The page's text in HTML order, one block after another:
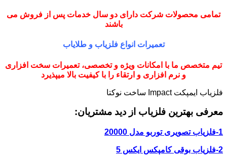
تمامی محصولات شرکت دارای دو سال خدمات پس از فروش می
باشند
تعمیرات انواع فلزیاب و طلایاب
تیم متخصص ما با امکانات ویژه و تخصصی، تعمیرات سخت افزاری
و نرم افزاری و ارتقاء را با کیفیت بالا میپذیرد
فلزیاب ایمپکت Impact ساخت نوکتا
معرفی بهترین فلزیاب از دید مشتریان:
1-فلزیاب تصویری توربو مدل 20000
2-فلزیاب بوقی کامپکس ایکس 5